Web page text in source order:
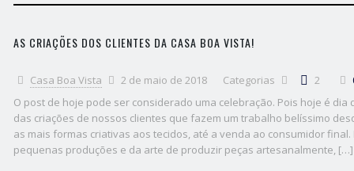
AS CRIAÇÕES DOS CLIENTES DA CASA BOA VISTA!
Casa Boa Vista 2 de maio de 2018 Categorias 2
O post de hoje pode ser considerado uma celebração. Pois hoje é
das criações de nossos clientes que fazem um trabalho belíssimo
as mais formas criativas aos tecidos, até a venda ao consumidor
pequenas produções e da arte de produzir peças artesanalmente, […]